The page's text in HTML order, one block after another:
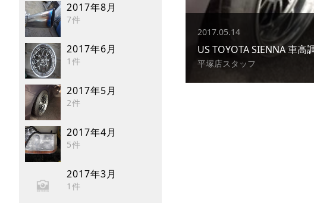
2017年8月
7件
2017年6月
1件
2017年5月
2件
2017年4月
5件
2017年3月
1件
2017.05.14
US TOYOTA SIENNA 車高
平塚店スタッフ